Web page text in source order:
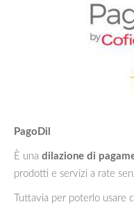
PagoDil
È una dilazione di
prodotti e servizi a rate
Tuttavia per poterlo usare